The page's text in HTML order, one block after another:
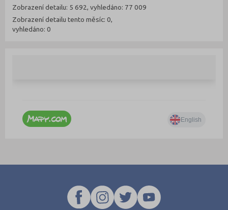
Zobrazení detailu: 5 692, vyhledáno: 77 009
Zobrazení detailu tento měsíc: 0,
vyhledáno: 0